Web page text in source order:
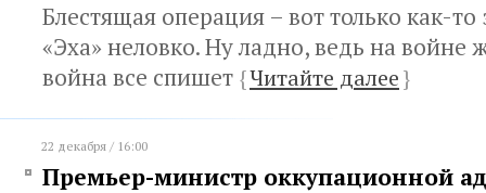
Блестящая операция – вот только как-то
«Эха» неловко. Ну ладно, ведь на войне
война все спишет {Читайте далее}
22 декабря / 16:00
Премьер-министр оккупационной